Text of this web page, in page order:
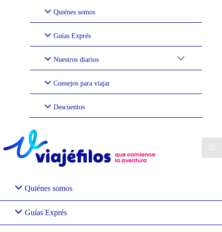
Quiénes somos
Guías Exprés
Nuestros diarios
Consejos para viajar
Descuentos
Quiénes somos
Guías Exprés